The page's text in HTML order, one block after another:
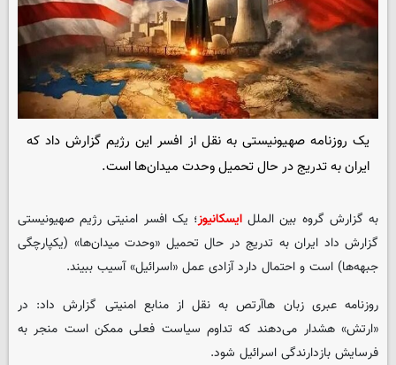
یک روزنامه صهیونیستی به نقل از افسر این رژیم گزارش داد که
ایران به تدریج در حال تحمیل وحدت میدان‌ها است.
به گزارش گروه بین الملل ایسکانیوز؛ یک افسر امنیتی رژیم صهیونیستی
گزارش داد ایران به تدریج در حال تحمیل «وحدت میدان‌ها» (یکپارچگی
جبهه‌ها) است و احتمال دارد آزادی عمل «اسرائیل» آسیب ببیند.
روزنامه عبری زبان هاآرتص به نقل از منابع امنیتی گزارش داد: در
«ارتش» هشدار می‌دهند که تداوم سیاست فعلی ممکن است منجر به
فرسایش بازدارندگی اسرائیل شود.